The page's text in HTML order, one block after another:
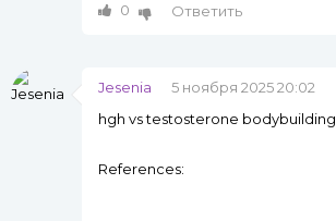
0
Ответить
Jesenia
5 ноября 2025 20:02
hgh vs testosterone bodybuilding
References: